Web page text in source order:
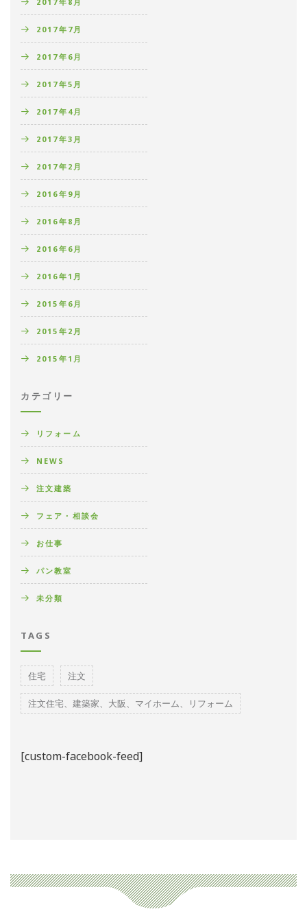
2017年7月
2017年6月
2017年5月
2017年4月
2017年3月
2017年2月
2016年9月
2016年8月
2016年6月
2016年1月
2015年6月
2015年2月
2015年1月
カテゴリー
リフォーム
NEWS
注文建築
フェア・相談会
お仕事
パン教室
未分類
TAGS
住宅 注文
注文住宅、建築家、大阪、マイホーム、リフォーム
[custom-facebook-feed]